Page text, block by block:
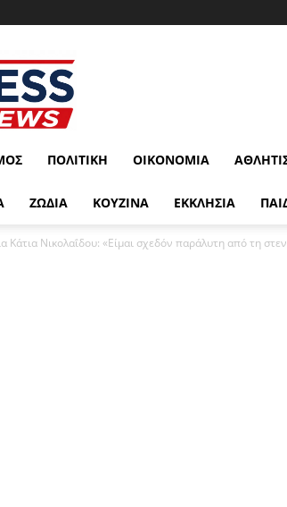
ΠΟΛΙΤΙΚΉ ΟΙΚΟΝΟΜΊΑ
ΖΩΔΙΑ ΚΟΥΖΙΝΑ ΕΚΚΛΗΣΙΑ
Νικολαΐδου: «Είμαι σχεδόν παράλυτη από τη